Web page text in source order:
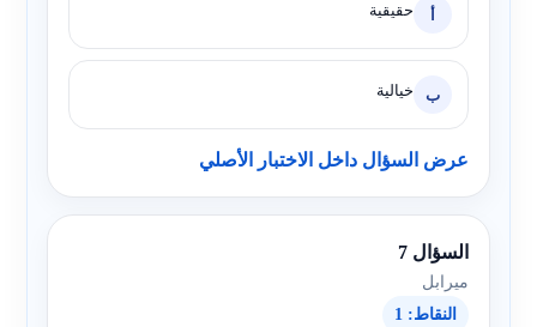
أ حقيقية
ب خيالية
عرض السؤال داخل الاختبار الأصلي
السؤال 7
ميرابل
النقاط: 1